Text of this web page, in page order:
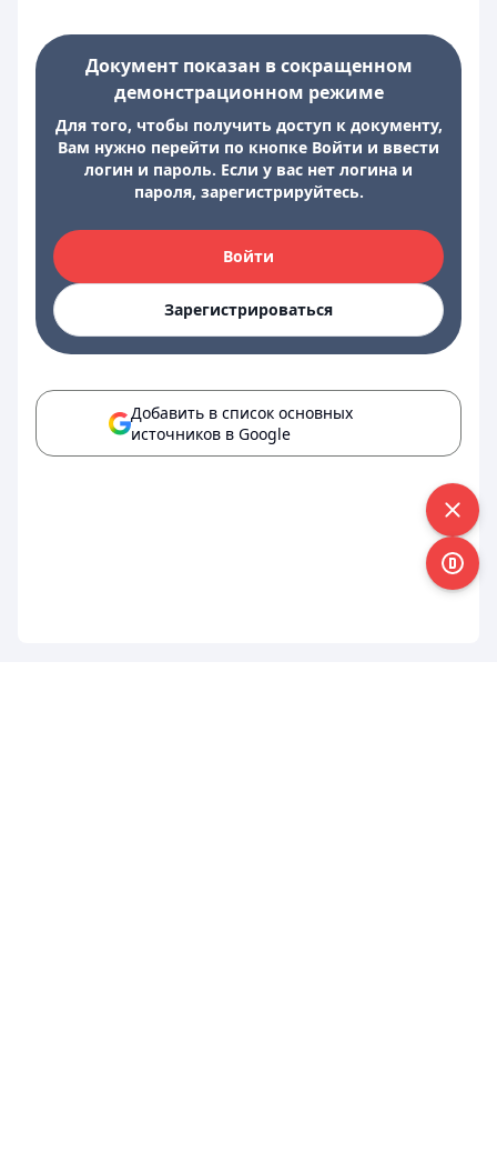
Документ показан в сокращенном
демонстрационном режиме
Для того, чтобы получить доступ к документу,
Вам нужно перейти по кнопке Войти и ввести
логин и пароль. Если у вас нет логина и
пароля, зарегистрируйтесь.
Войти
Зарегистрироваться
Добавить в список основных
источников в Google